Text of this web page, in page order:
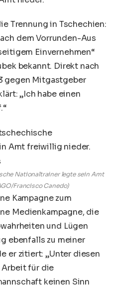
Trennung in Tschechien:
dem Vorrunden-Aus
Einvernehmen“
bekannt. Direkt nach
gegen Mitgastgeber
„Ich habe einen
Nationaltrainer legte sein Amt
Francisco Canedo)
Kampagne zum
Medienkampagne, die
und Lügen
ebenfalls zu meiner
er zitiert: „Unter diesen
Arbeit für die
keinen Sinn